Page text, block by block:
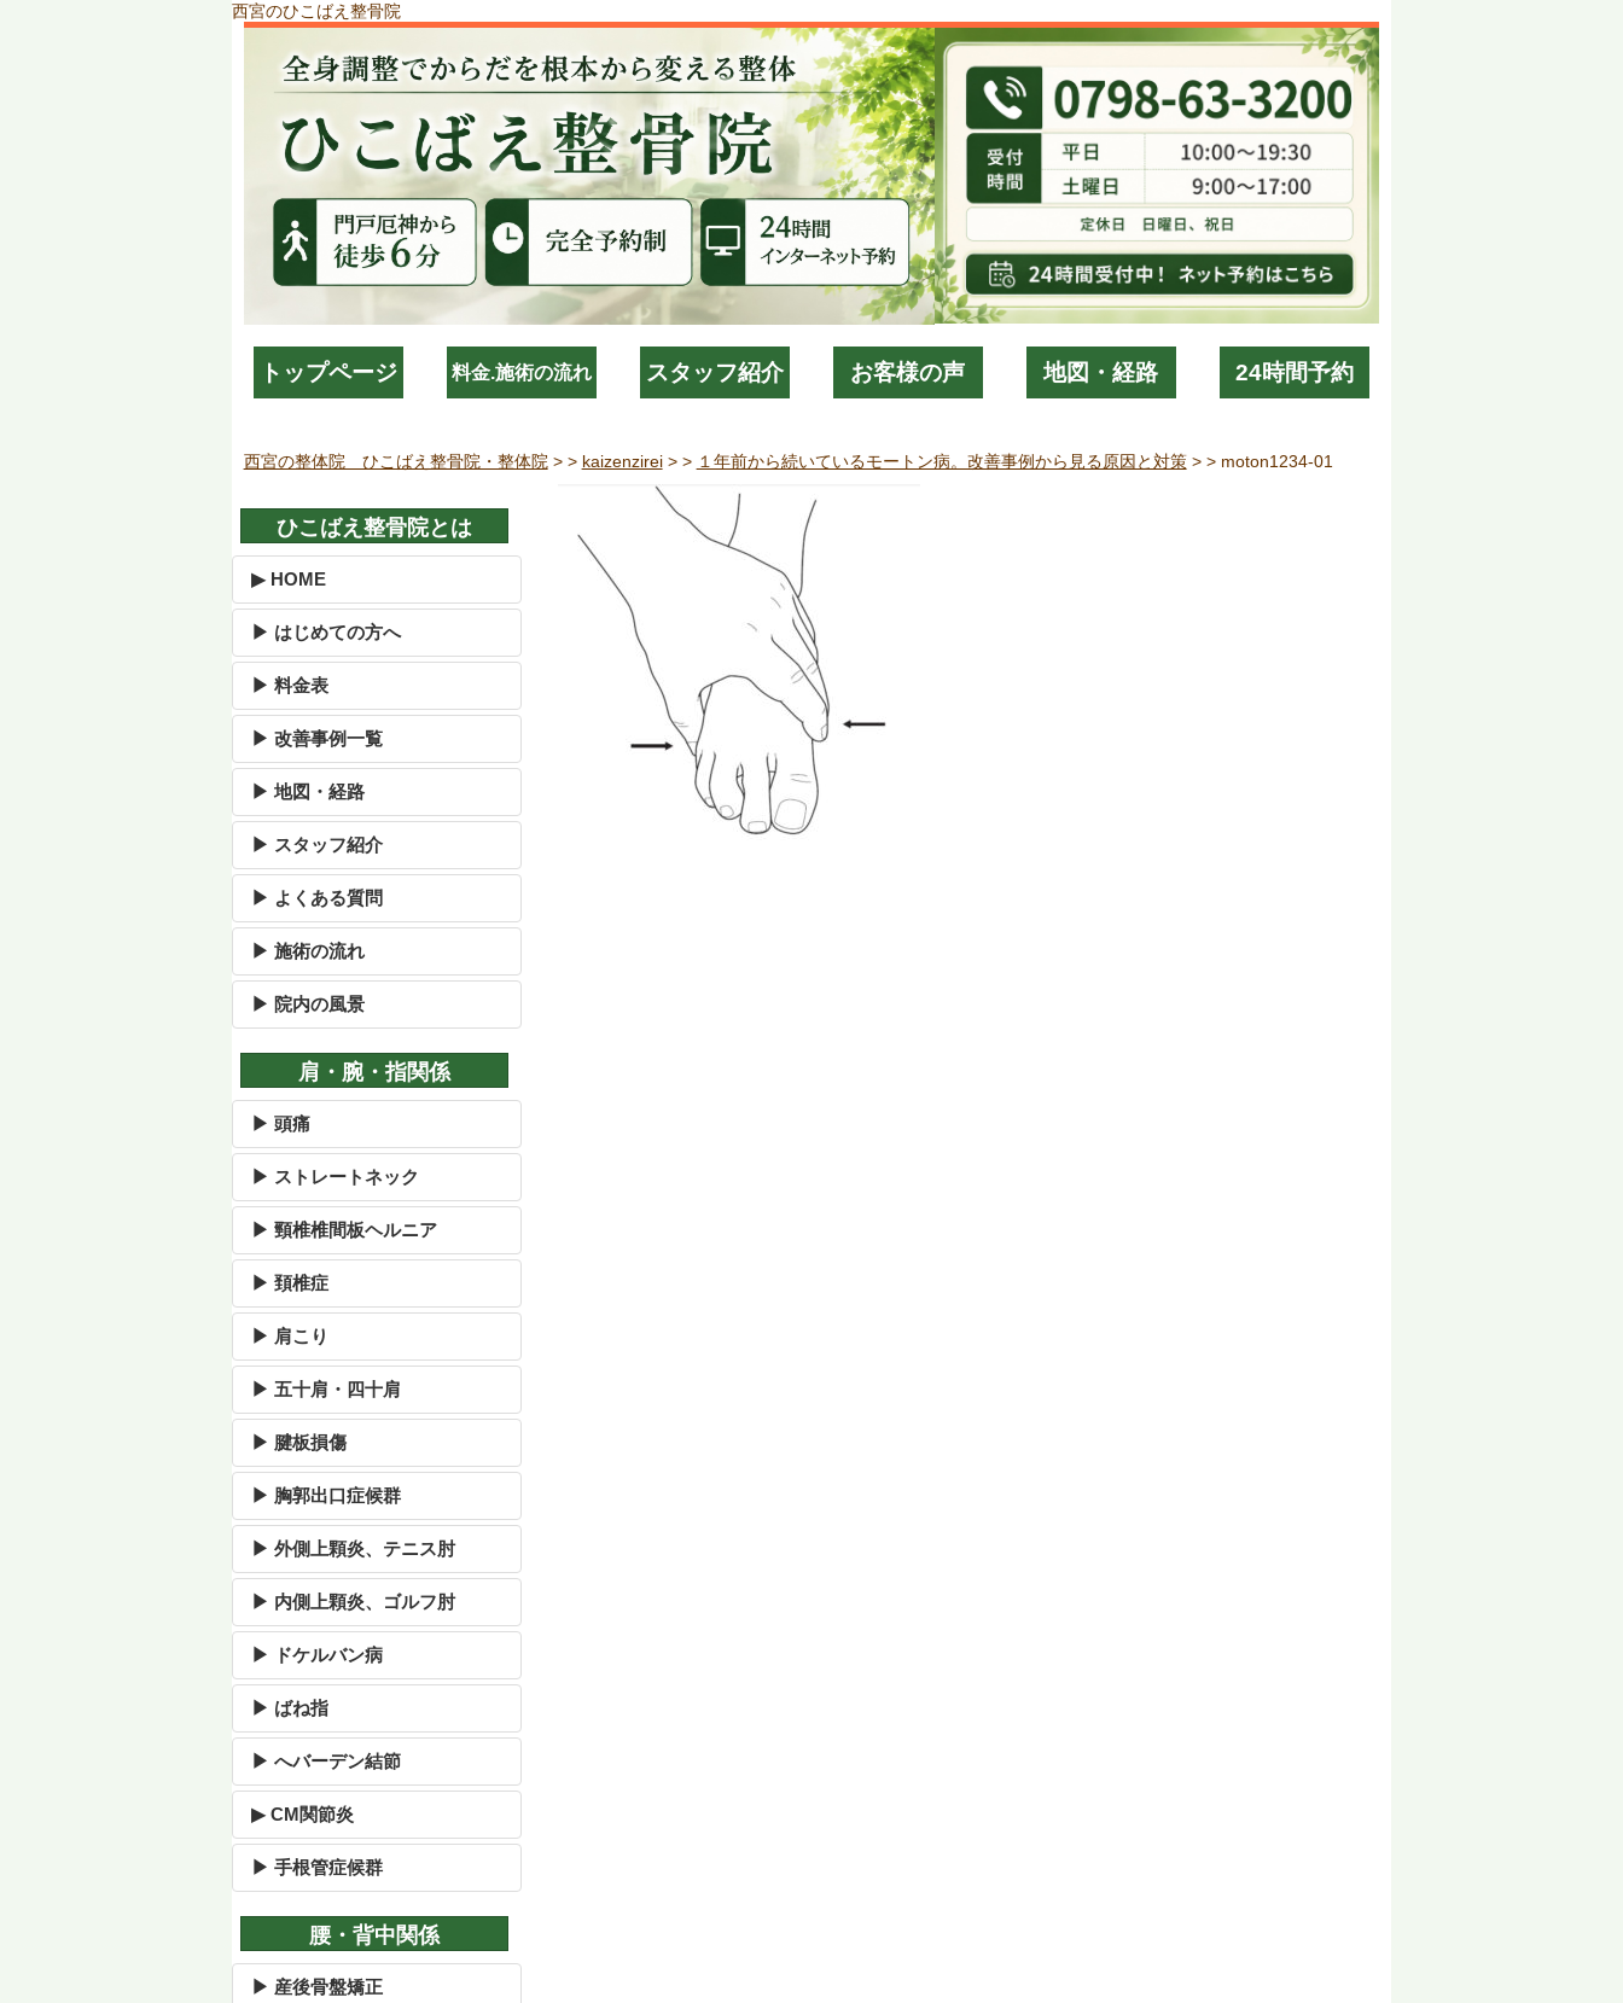
西宮のひこばえ整骨院
トップページ 料金.施術の流れ スタッフ紹介 お客様の声 地図・経路 24時間予約
西宮の整体院 ひこばえ整骨院・整体院 > > kaizenzirei> > １年前から続いているモートン病。改善事例から見る原因と対策> > moton1234-01
ひこばえ整骨院とは
▶ HOME
▶ はじめての方へ
▶ 料金表
▶ 改善事例一覧
▶ 地図・経路
▶ スタッフ紹介
▶ よくある質問
▶ 施術の流れ
▶ 院内の風景
肩・腕・指関係
▶ 頭痛
▶ ストレートネック
▶ 頸椎椎間板ヘルニア
▶ 頚椎症
▶ 肩こり
▶ 五十肩・四十肩
▶ 腱板損傷
▶ 胸郭出口症候群
▶ 外側上顆炎、テニス肘
▶ 内側上顆炎、ゴルフ肘
▶ ドケルバン病
▶ ばね指
▶ へバーデン結節
▶ CM関節炎
▶ 手根管症候群
腰・背中関係
▶ 産後骨盤矯正